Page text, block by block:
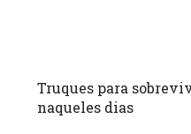
Truques para
naqueles dias